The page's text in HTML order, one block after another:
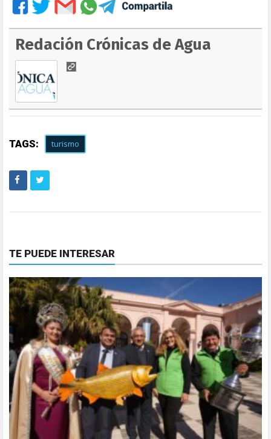
Redación Crónicas de Agua
TAGS: turismo
TE PUEDE INTERESAR